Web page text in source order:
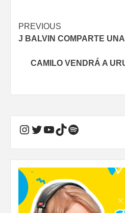
Continue
Reading
PREVIOUS
J BALVIN COMPARTE
CAMILO VENDRÁ A
Instagram
Twitter
YouTube
TikTokSpotify